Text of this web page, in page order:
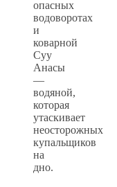
опасных
водоворотах
и
коварной
Суу
Анасы
—
водяной,
которая
утаскивает
неосторожных
купальщиков
на
дно.